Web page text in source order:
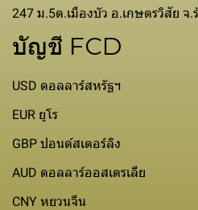
247 ม.5ต.เมืองบัว อ.เกษตรวิสัย จ.
บัญชี FCD
USD ดอลลาร์สหรัฐฯ
EUR ยูโร
GBP ปอนด์สเตอร์ลิง
AUD ดอลลาร์ออสเตรเลีย
CNY หยวนจีน